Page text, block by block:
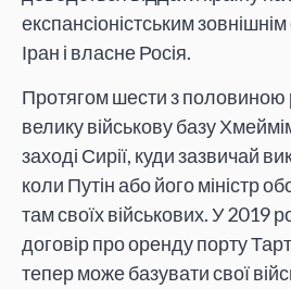
експансіоністським
Іран і власне Росія.
Протягом шести з половиною
велику військову базу
заході Сирії, куди зазвичай
коли Путін або його міністр
там своїх військових. У 2019
договір про оренду порту
тепер може базувати свої